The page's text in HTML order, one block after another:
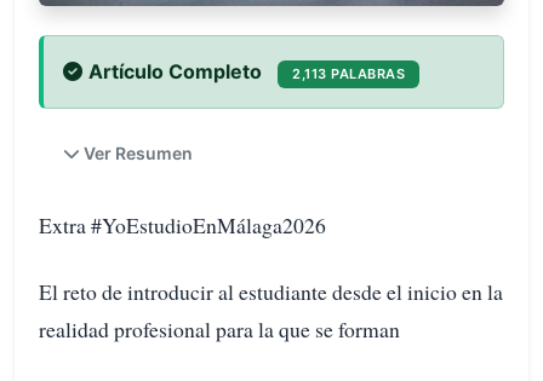
Artículo Completo 2,113 PALABRAS
Ver Resumen
Extra #YoEstudioEnMálaga2026
El reto de introducir al estudiante desde el inicio en la
realidad profesional para la que se forman